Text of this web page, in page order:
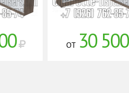
ОТ 30 500